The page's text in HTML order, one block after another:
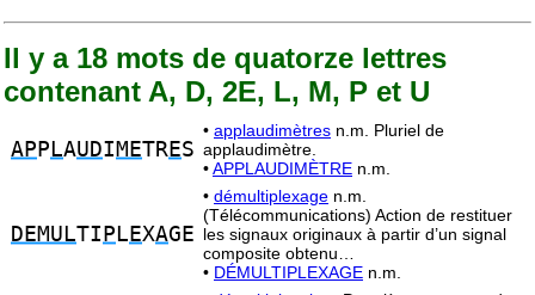
Il y a 18 mots de quatorze lettres
contenant A, D, 2E, L, M, P et U
AP P LAUDI METRES
• applaudimètres n.m. Pluriel de
applaudimètre.
•APPLAUDIMÈTRE n.m.
DEMULTI P L EXAGE
• démultiplexage n.m.
(Télécommunications) Action de restituer
les signaux originaux à partir d’un signal
composite obtenu…
• DÉMULTIPLEXAGE n.m.